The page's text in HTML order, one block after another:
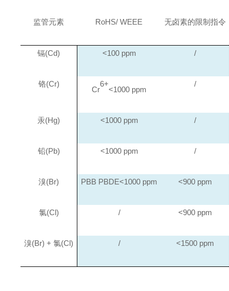
监管元素 RoHS/ WEEE 无卤素的限制指令
镉(Cd) <100 ppm /
铬(Cr)
Cr
6+
<1000 ppm
/
汞(Hg) <1000 ppm /
铅(Pb) <1000 ppm /
溴(Br) PBB PBDE<1000 ppm <900 ppm
氯(Cl) / <900 ppm
溴(Br) + 氯(Cl) / <1500 ppm